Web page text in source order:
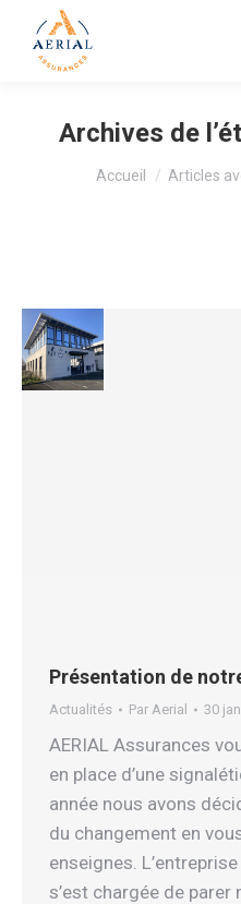
Archives de
Vous êtes ici :
Accueil Articles
Présentation de
Actualités Par Aerial 30
AERIAL Assurances
en place d’une
année nous avons
du changement en
enseignes.
s’est chargée de